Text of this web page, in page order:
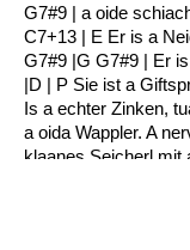
G7#9 | a oide
C7+13 | E Er is a
G7#9 |G G7#9 | Er
|D | P Sie ist a
Is a echter Zinken,
a oida Wappler. A
klaanes Seicherl mit